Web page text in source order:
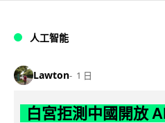
人工智能
Lawton 1 日
白宮拒測中國開放